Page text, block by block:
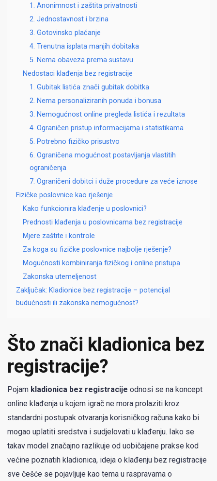
1. Anonimnost i zaštita privatnosti
2. Jednostavnost i brzina
3. Gotovinsko plaćanje
4. Trenutna isplata manjih dobitaka
5. Nema obaveza prema sustavu
Nedostaci klađenja bez registracije
1. Gubitak listića znači gubitak dobitka
2. Nema personaliziranih ponuda i bonusa
3. Nemogućnost online pregleda listića i rezultata
4. Ograničen pristup informacijama i statistikama
5. Potrebno fizičko prisustvo
6. Ograničena mogućnost postavljanja vlastitih
ograničenja
7. Ograničeni dobitci i duže procedure za veće iznose
Fizičke poslovnice kao rješenje
Kako funkcionira klađenje u poslovnici?
Prednosti klađenja u poslovnicama bez registracije
Mjere zaštite i kontrole
Za koga su fizičke poslovnice najbolje rješenje?
Mogućnosti kombiniranja fizičkog i online pristupa
Zakonska utemeljenost
Zaključak: Kladionice bez registracije – potencijal
budućnosti ili zakonska nemogućnost?
Što znači kladionica bez
registracije?
Pojam kladionica bez registracije odnosi se na koncept
online klađenja u kojem igrač ne mora prolaziti kroz
standardni postupak otvaranja korisničkog računa kako bi
mogao uplatiti sredstva i sudjelovati u klađenju. Iako se
takav model značajno razlikuje od uobičajene prakse kod
većine poznatih kladionica, ideja o klađenju bez registracije
sve češće se pojavljuje kao tema u raspravama o